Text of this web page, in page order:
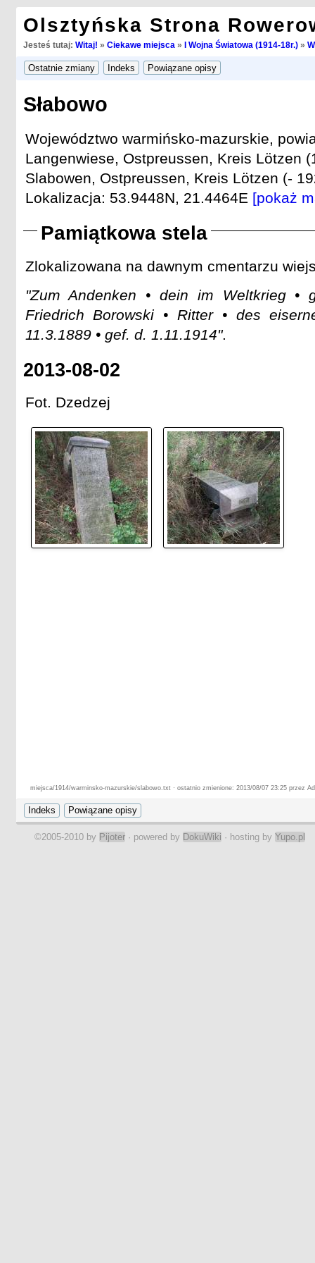
Olsztyńska Strona
Jesteś tutaj: Witaj! » Ciekawe miejsca » I Wojna Światowa (1914-18r.)»
Słabowo
Województwo warmińsko-mazurskie,
Langenwiese, Ostpreussen, Kreis Lötzen
Slabowen, Ostpreussen, Kreis Lötzen (-
Lokalizacja: 53.9448N, 21.4464E [pokaż
Pamiątkowa stela
Zlokalizowana na dawnym cmentarzu
"Zum Andenken • dein im Weltkrieg •
Friedrich Borowski • Ritter • des
11.3.1889 • gef. d. 1.11.1914".
2013-08-02
Fot. Dzedzej
miejsca/1914/warminsko-mazurskie/slabowo.txt · ostatnio zmienione: 2013/08/07 23:25 przez
©2005-2010 by Pijoter · powered by DokuWiki · hosting by Yupo.pl